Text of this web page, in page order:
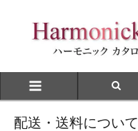
配送・送料について